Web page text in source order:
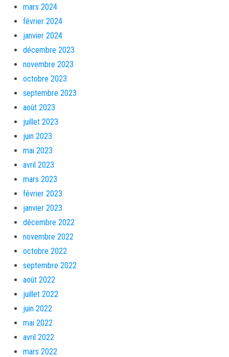
mars 2024
février 2024
janvier 2024
décembre 2023
novembre 2023
octobre 2023
septembre 2023
août 2023
juillet 2023
juin 2023
mai 2023
avril 2023
mars 2023
février 2023
janvier 2023
décembre 2022
novembre 2022
octobre 2022
septembre 2022
août 2022
juillet 2022
juin 2022
mai 2022
avril 2022
mars 2022